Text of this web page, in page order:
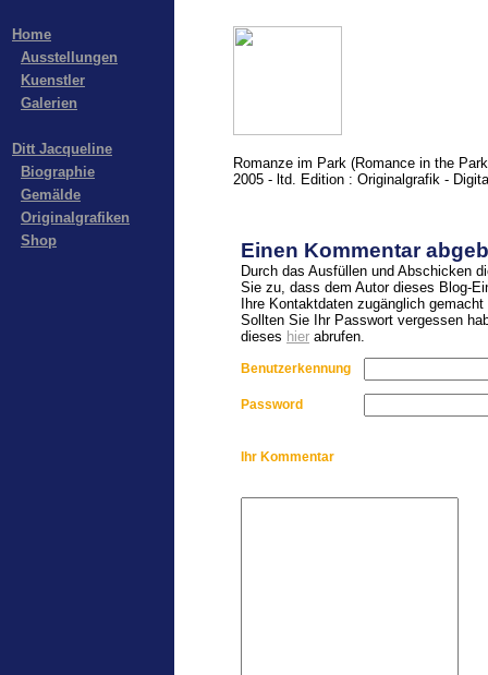
Home
Ausstellungen
Kuenstler
Galerien
Ditt Jacqueline
Biographie
Gemälde
Originalgrafiken
Shop
Romanze im Park (Romance in the
2005 - ltd. Edition : Originalgrafik -
Einen Kommentar
Durch das Ausfüllen und Abschicken
Sie zu, dass dem Autor dieses Blog-
Ihre Kontaktdaten zugänglich gemacht
Sollten Sie Ihr Passwort vergessen
dieses hier abrufen.
Benutzerkennung
Password
Ihr Kommentar